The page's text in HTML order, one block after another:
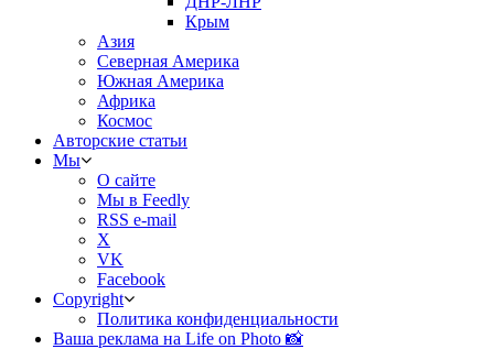
Крым
Азия
Северная Америка
Южная Америка
Африка
Космос
Авторские статьи
Мы
О сайте
Мы в Feedly
RSS e-mail
X
VK
Facebook
Copyright
Политика конфиденциальности
Ваша реклама на Life on Photo 📸